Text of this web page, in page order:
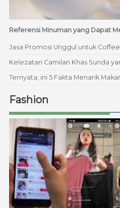
Referensi Minuman yang Dapat
Jasa Promosi Unggul untuk
Kelezatan Camilan Khas Sunda
Ternyata, ini 5 Fakta Menarik
Fashion